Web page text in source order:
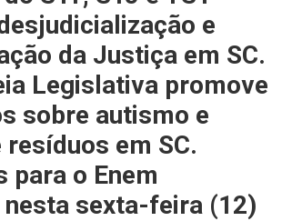
e
da Justiça em SC.
Legislativa promove
sobre autismo e
em SC.
para o Enem
sexta-feira (12)